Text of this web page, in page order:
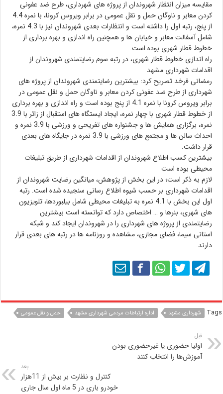
مقایسه میزان انتظار شهروندان از پروژه های شهرداری، طرح ضد عفونی
کردن معابر و ناوگان حمل و نقل عمومی در برابر ویروس کرونا، با نمره 4.4
از پنج، رتبه اول را داشته است و انتظارات بعدی شهروندان نیز با 4.3 نمره،
شامل آسفالت معابر و خیابان ها و همچنین راه اندازی و بهره برداری از
خطوط قطار شهری بوده است.
راه اندازی خطوط قطار شهری، در رتبه سوم رضایتمندی شهروندان از
اقدامات شهرداری مشهد
رمضانی فرخد تصریح کرد: بیشترین رضایتمندی شهروندان از پروژه های
شهرداری از طرح ضد عفونی کردن معابر و ناوگان حمل و نقل عمومی در
برابر ویروس کرونا با نمره 4.1 از پنج بوده است و راه اندازی و بهره برداری
از خطوط قطار شهری با چهار نمره، ایجاد ایستگاه های استقبال از زائر با 3.9
نمره، برگزاری همایش ها و جشنواره های تفریحی و ورزشی با 3.9 نمره و
احداث سالن ها و مجتمع های ورزشی با 3.9 نمره در جایگاه های بعدی
قرار داشت.
بیشترین کسب اطلاع شهروندان از اقدامات شهرداری از طریق تبلیغات
محیطی بوده است
لازم به ذکر است؛ در این بخش از پژوهش، میانگین رضایت شهروندان از
اقدامات شهرداری بر حسب شیوه اطلاع رسانی سنجیده شده است. رتبه
اول این بخش با 4.1 نمره به تبلیغات محیطی شامل بیلبوردها، تلویزیون
های شهری، بنرها و … اختصاص دارد که توانسته است بیشترین
رضایتمندی از پروژه های شهرداری را در شهروندان ایجاد کند و شبکه
استانی سیما، فضای مجازی، مشاهده و روزنامه ها در رتبه های بعدی قرار
دارند.
Tags شهرداری مشهد اداره ارتباطات مردمی شهرداری مشهد حمل و نقل عمومی
قبل
اولیا حضوری یا غیرحضوری بودن
آموزش‌ها را انتخاب کنند
بعد
کنترل و نظارت بر بیش از 11هزار
خودرو باری در 5 ماه اول سال جاری